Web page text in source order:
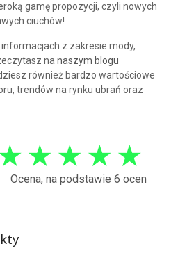
gamę propozycji, czyli nowych
ciuchów!
informacjach z zakresie mody,
nanaszym blogu
również bardzo wartościowe
trendów na rynku ubrań oraz
★ ★ ★ ★
Ocena, na podstawie 6 ocen